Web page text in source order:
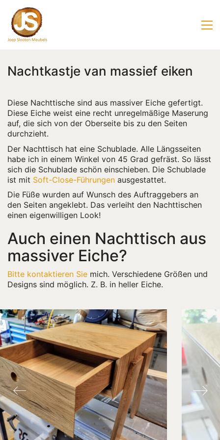
Nachtkastje van massief eiken
Diese Nachttische sind aus massiver Eiche gefertigt.
Diese Eiche weist eine recht unregelmäßige Maserung
auf, die sich von der Oberseite bis zu den Seiten
durchzieht.
Der Nachttisch hat eine Schublade. Alle Längsseiten
habe ich in einem Winkel von 45 Grad gefräst. So lässt
sich die Schublade schön einschieben. Die Schublade
ist mit Soft-Close-Führungen ausgestattet.
Die Füße wurden auf Wunsch des Auftraggebers an
den Seiten angeklebt. Das verleiht den Nachttischen
einen eigenwilligen Look!
Auch einen Nachttisch aus
massiver Eiche?
Bitte kontaktieren Sie mich. Verschiedene Größen und
Designs sind möglich. Z. B. in heller Eiche.